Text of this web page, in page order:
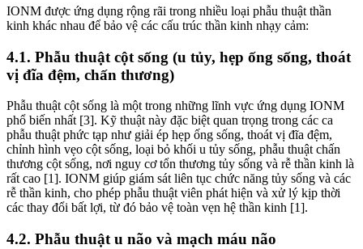
IONM được ứng dụng rộng rãi trong nhiều loại phẫu thuật thần
kinh khác nhau để bảo vệ các cấu trúc thần kinh nhạy cảm:
4.1. Phẫu thuật cột sống (u tủy, hẹp ống sống, thoát
vị đĩa đệm, chấn thương)
Phẫu thuật cột sống là một trong những lĩnh vực ứng dụng IONM
phổ biến nhất [3]. Kỹ thuật này đặc biệt quan trọng trong các ca
phẫu thuật phức tạp như giải ép hẹp ống sống, thoát vị đĩa đệm,
chỉnh hình vẹo cột sống, loại bỏ khối u tủy sống, phẫu thuật chấn
thương cột sống, nơi nguy cơ tổn thương tủy sống và rễ thần kinh là
rất cao [1]. IONM giúp giám sát liên tục chức năng tủy sống và các
rễ thần kinh, cho phép phẫu thuật viên phát hiện và xử lý kịp thời
các thay đổi bất lợi, từ đó bảo vệ toàn vẹn hệ thần kinh [1].
4.2. Phẫu thuật u não và mạch máu não